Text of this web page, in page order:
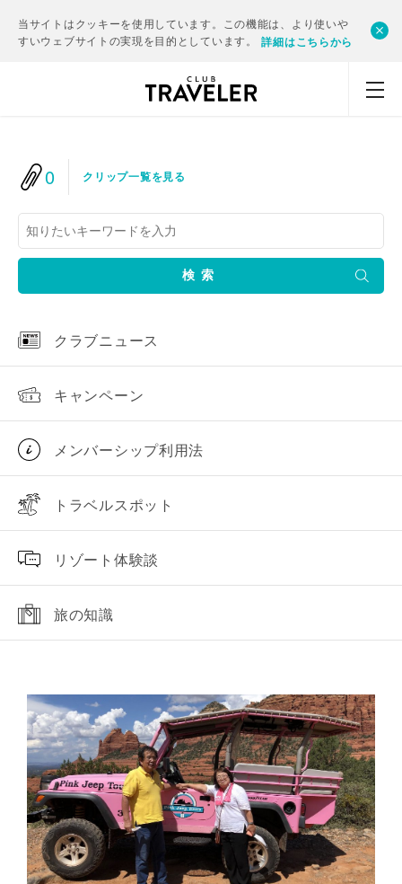
当サイトはクッキーを使用しています。この機能は、より使いや
すいウェブサイトの実現を目的としています。
詳細はこちらから
0 クリップ一覧を見る
検索
クラブニュース
キャンペーン
メンバーシップ利用法
トラベルスポット
リゾート体験談
旅の知識